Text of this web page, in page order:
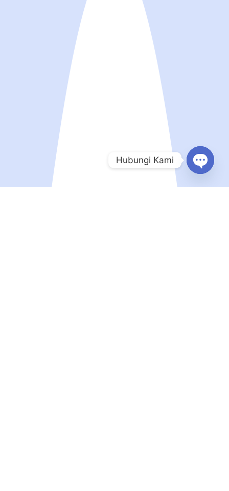
Hubungi Kami